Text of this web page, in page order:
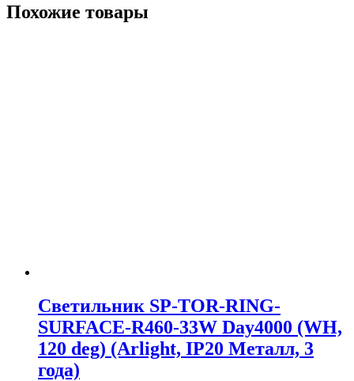
Похожие товары
Светильник SP-TOR-RING-
SURFACE-R460-33W Day4000 (WH,
120 deg) (Arlight, IP20 Металл, 3
года)